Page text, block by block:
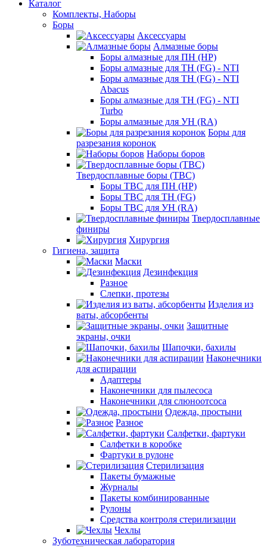
Каталог
Комплекты, Наборы
Боры
Аксессуары
Алмазные боры
Боры алмазные для ПН (HP)
Боры алмазные для ТН (FG) - NTI
Боры алмазные для ТН (FG) - NTI
Abacus
Боры алмазные для ТН (FG) - NTI
Turbo
Боры алмазные для УН (RA)
Боры для
разрезания коронок
Наборы боров
Твердосплавные боры (ТВС)
Боры ТВС для ПН (HP)
Боры ТВС для ТН (FG)
Боры ТВС для УН (RA)
Твердосплавные
финиры
Хирургия
Гигиена, защита
Маски
Дезинфекция
Разное
Слепки, протезы
Изделия из
ваты, абсорбенты
Защитные
экраны, очки
Шапочки, бахилы
Наконечники
для аспирации
Адаптеры
Наконечники для пылесоса
Наконечники для слюноотсоса
Одежда, простыни
Разное
Салфетки, фартуки
Салфетки в коробке
Фартуки в рулоне
Стерилизация
Пакеты бумажные
Журналы
Пакеты комбинированные
Рулоны
Средства контроля стерилизации
Чехлы
Зуботехническая лаборатория